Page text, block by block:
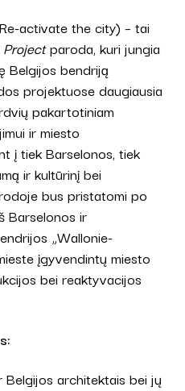
activate the city) – tai
paroda, kuri jungia
Belgijos bendriją
projektuose daugiausia
pakartotiniam
ir miesto
į tiek Barselonos, tiek
ir kultūrinį bei
bus pristatomi po
Barselonos ir
„Wallonie-
įgyvendintų miesto
bei reaktyvacijos
Belgijos architektais bei jų